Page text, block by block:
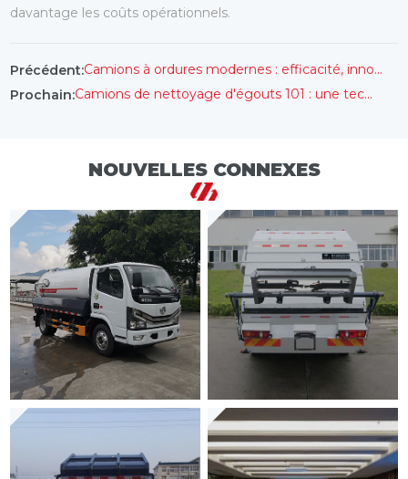
davantage les coûts opérationnels.
Précédent:
Camions à ordures modernes : efficacité, innovation et rues propres
Prochain:
Camions de nettoyage d'égouts 101 : une technologie de pointe pour une ville plus propre et plus saine
NOUVELLES CONNEXES